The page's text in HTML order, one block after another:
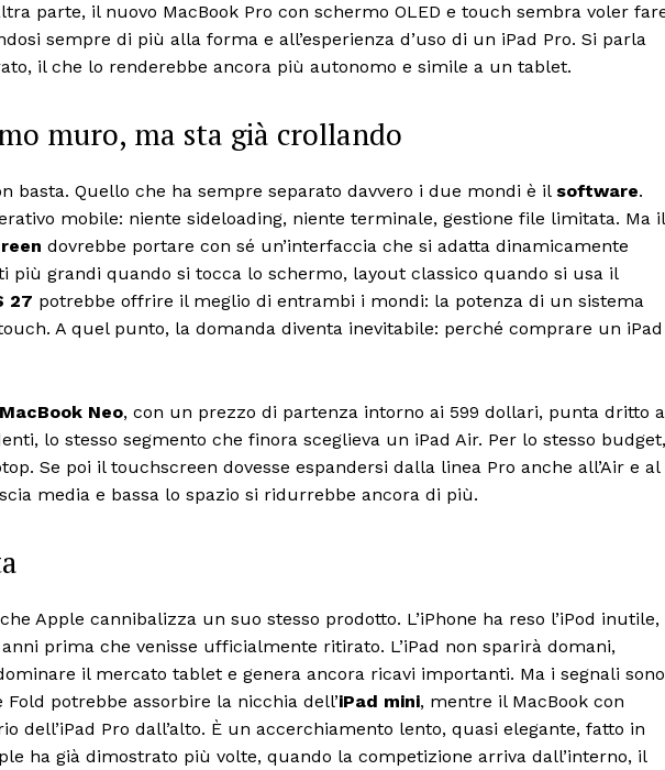
parte, il nuovo MacBook Pro con schermo OLED e touch sembra voler
sempre di più alla forma e all’esperienza d’uso di un iPad Pro. Si parla
il che lo renderebbe ancora più autonomo e simile a un tablet.
muro, ma sta già crollando
basta. Quello che ha sempre separato davvero i due mondi è il software.
mobile: niente sideloading, niente terminale, gestione file limitata. Ma il
dovrebbe portare con sé un’interfaccia che si adatta dinamicamente
più grandi quando si tocca lo schermo, layout classico quando si usa il
27 potrebbe offrire il meglio di entrambi i mondi: la potenza di un sistema
A quel punto, la domanda diventa inevitabile: perché comprare un iPad
MacBook Neo, con un prezzo di partenza intorno ai 599 dollari, punta dritto
lo stesso segmento che finora sceglieva un iPad Air. Per lo stesso budget,
Se poi il touchscreen dovesse espandersi dalla linea Pro anche all’Air e al
media e bassa lo spazio si ridurrebbe ancora di più.
Apple cannibalizza un suo stesso prodotto. L’iPhone ha reso l’iPod inutile,
prima che venisse ufficialmente ritirato. L’iPad non sparirà domani,
il mercato tablet e genera ancora ricavi importanti. Ma i segnali sono
Fold potrebbe assorbire la nicchia dell’iPad mini, mentre il MacBook con
dell’iPad Pro dall’alto. È un accerchiamento lento, quasi elegante, fatto in
ha già dimostrato più volte, quando la competizione arriva dall’interno, il